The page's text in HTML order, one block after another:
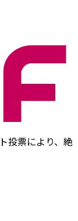
投票により、絶